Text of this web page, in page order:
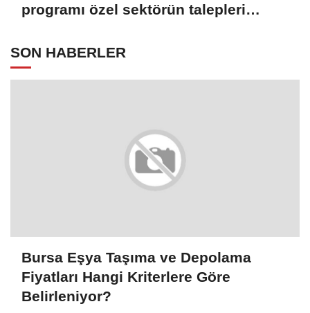
programı özel sektörün talepleri
SON HABERLER
Bursa Eşya Taşıma ve Depolama
Fiyatları Hangi Kriterlere Göre
Belirleniyor?